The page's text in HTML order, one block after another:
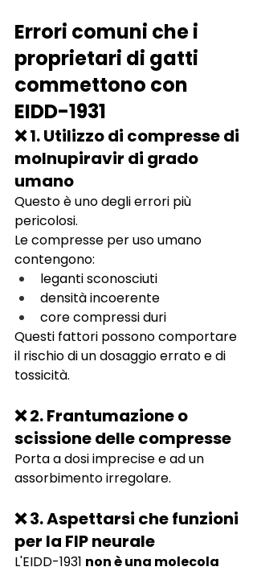
Errori comuni che i
proprietari di gatti
commettono con
EIDD-1931
❌ 1. Utilizzo di compresse di
molnupiravir di grado
umano
Questo è uno degli errori più
pericolosi.
Le compresse per uso umano
contengono:
leganti sconosciuti
densità incoerente
core compressi duri
Questi fattori possono comportare
il rischio di un dosaggio errato e di
tossicità.
❌ 2. Frantumazione o
scissione delle compresse
Porta a dosi imprecise e ad un
assorbimento irregolare.
❌ 3. Aspettarsi che funzioni
per la FIP neurale
L'EIDD-1931 non è una molecola